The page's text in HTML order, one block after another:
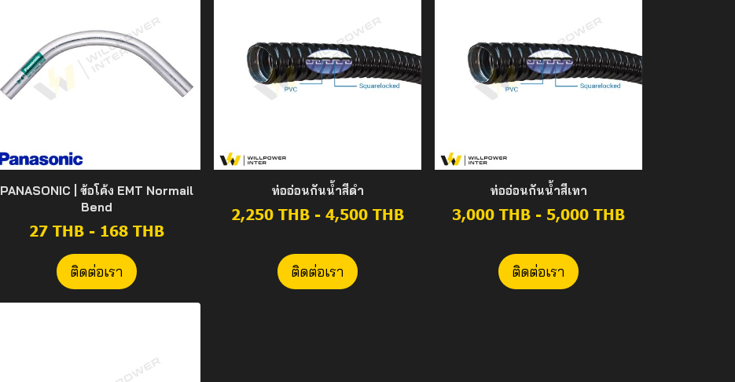
PANASONIC | ข้อโค้ง EMT Normail
Bend
27 THB- 168 THB
ติดต่อเรา
ท่ออ่อนกันน้ำสีดำ
2,250 THB- 4,500 THB
ติดต่อเรา
ท่ออ่อนกันน้ำสีเทา
3,000 THB- 5,000 THB
ติดต่อเรา